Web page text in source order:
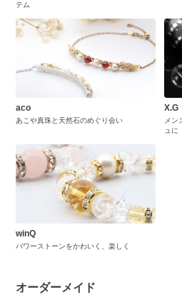
テム
aco
あこや真珠と天然石のめぐり会い
X.G
メン
ュに
winQ
パワーストーンをかわいく、楽しく
オーダーメイド